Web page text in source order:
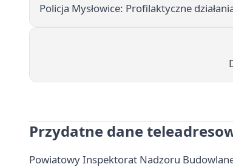
Policja Mysłowice: Profilaktyczne
Przydatne dane
Powiatowy Inspektorat Nadzoru